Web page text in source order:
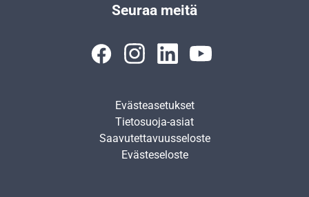
Seuraa meitä
Evästeasetukset
Tietosuoja-asiat
Saavutettavuusseloste
Evästeseloste